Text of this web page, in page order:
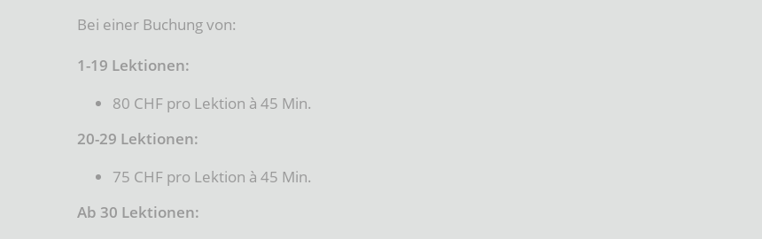
Bei einer Buchung von:
1-19 Lektionen:
80 CHF pro Lektion à 45 Min.
20-29 Lektionen:
75 CHF pro Lektion à 45 Min.
Ab 30 Lektionen: